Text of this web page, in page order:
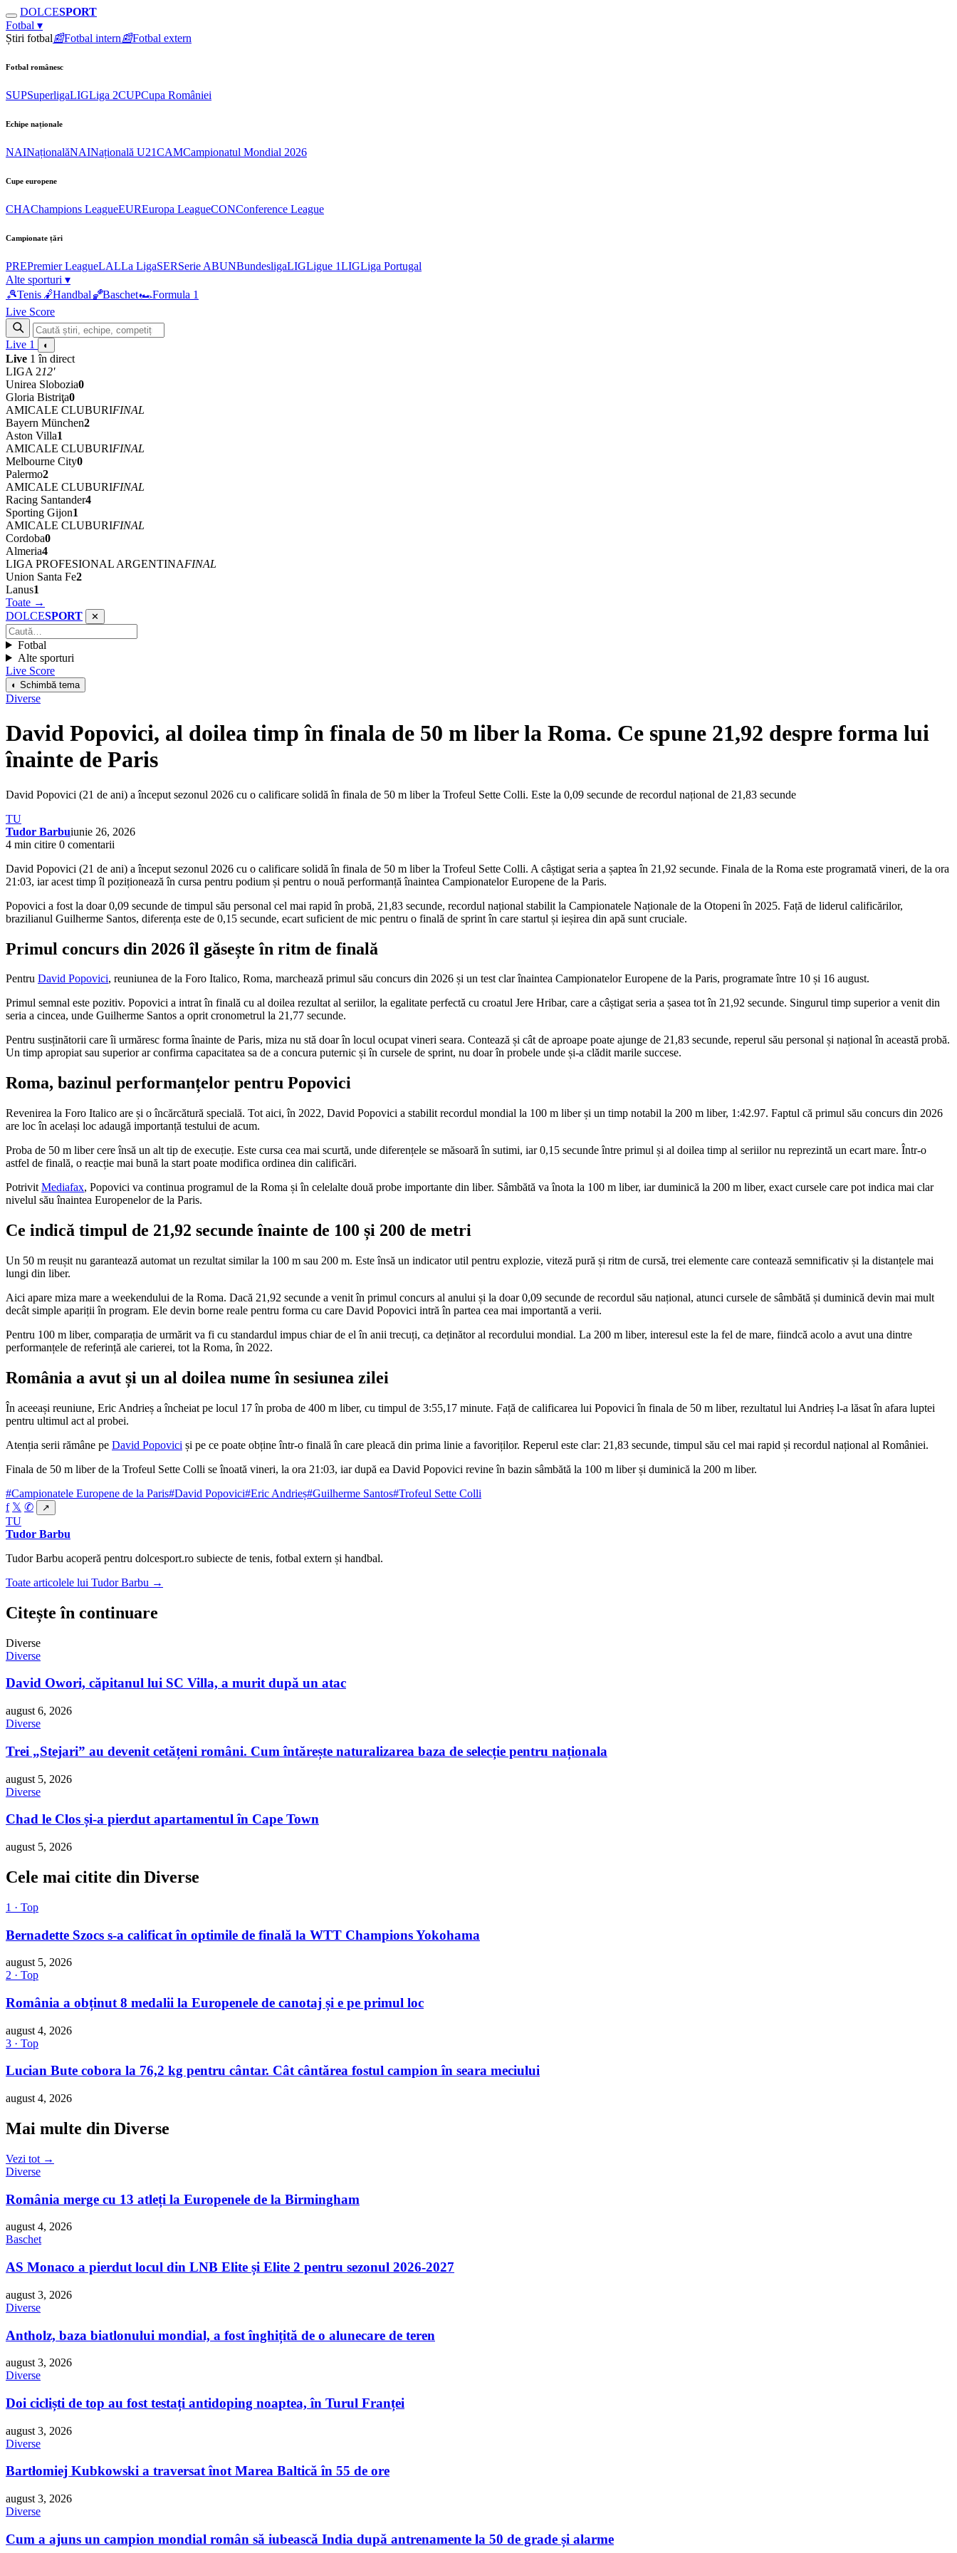
DOLCESPORT
Fotbal ▾
Știri fotbal📰Fotbal intern📰Fotbal extern
Fotbal românesc
SUPSuperligaLIGLiga 2CUPCupa României
Echipe naționale
NAINaționalăNAINațională U21CAMCampionatul Mondial 2026
Cupe europene
CHAChampions LeagueEUREuropa LeagueCONConference League
Campionate țări
PREPremier LeagueLALLa LigaSERSerie ABUNBundesligaLIGLigue 1LIGLiga Portugal
Alte sporturi ▾
🎾Tenis 🤾Handbal🏀Baschet🏎Formula 1
Live Score
Live 1 ◐
Live 1 în direct
LIGA 212'
Unirea Slobozia0
Gloria Bistriţa0
AMICALE CLUBURIFINAL
Bayern München2
Aston Villa1
AMICALE CLUBURIFINAL
Melbourne City0
Palermo2
AMICALE CLUBURIFINAL
Racing Santander4
Sporting Gijon1
AMICALE CLUBURIFINAL
Cordoba0
Almeria4
LIGA PROFESIONAL ARGENTINAFINAL
Union Santa Fe2
Lanus1
Toate →
DOLCESPORT ✕
Fotbal
Alte sporturi
Live Score
◐ Schimbă tema
Diverse
David Popovici, al doilea timp în finala de 50 m liber la Roma. Ce spune 21,92 despre forma lui
înainte de Paris
David Popovici (21 de ani) a început sezonul 2026 cu o calificare solidă în finala de 50 m liber la Trofeul Sette Colli. Este la 0,09 secunde de recordul național de 21,83 secunde
TU
Tudor Barbuiunie 26, 2026
4 min citire 0 comentarii
David Popovici (21 de ani) a început sezonul 2026 cu o calificare solidă în finala de 50 m liber la Trofeul Sette Colli. A câștigat seria a șaptea în 21,92 secunde. Finala de la Roma este programată vineri, de la ora
21:03, iar acest timp îl poziționează în cursa pentru podium și pentru o nouă performanță înaintea Campionatelor Europene de la Paris.
Popovici a fost la doar 0,09 secunde de timpul său personal cel mai rapid în probă, 21,83 secunde, recordul național stabilit la Campionatele Naționale de la Otopeni în 2025. Față de liderul calificărilor,
brazilianul Guilherme Santos, diferența este de 0,15 secunde, ecart suficient de mic pentru o finală de sprint în care startul și ieșirea din apă sunt cruciale.
Primul concurs din 2026 îl găsește în ritm de finală
Pentru David Popovici, reuniunea de la Foro Italico, Roma, marchează primul său concurs din 2026 și un test clar înaintea Campionatelor Europene de la Paris, programate între 10 și 16 august.
Primul semnal este pozitiv. Popovici a intrat în finală cu al doilea rezultat al seriilor, la egalitate perfectă cu croatul Jere Hribar, care a câștigat seria a șasea tot în 21,92 secunde. Singurul timp superior a venit din
seria a cincea, unde Guilherme Santos a oprit cronometrul la 21,77 secunde.
Pentru susținătorii care îi urmăresc forma înainte de Paris, miza nu stă doar în locul ocupat vineri seara. Contează și cât de aproape poate ajunge de 21,83 secunde, reperul său personal și național în această probă.
Un timp apropiat sau superior ar confirma capacitatea sa de a concura puternic și în cursele de sprint, nu doar în probele unde și-a clădit marile succese.
Roma, bazinul performanțelor pentru Popovici
Revenirea la Foro Italico are și o încărcătură specială. Tot aici, în 2022, David Popovici a stabilit recordul mondial la 100 m liber și un timp notabil la 200 m liber, 1:42.97. Faptul că primul său concurs din 2026
are loc în același loc adaugă importanță testului de acum.
Proba de 50 m liber cere însă un alt tip de execuție. Este cursa cea mai scurtă, unde diferențele se măsoară în sutimi, iar 0,15 secunde între primul și al doilea timp al seriilor nu reprezintă un ecart mare. Într-o
astfel de finală, o reacție mai bună la start poate modifica ordinea din calificări.
Potrivit Mediafax, Popovici va continua programul de la Roma și în celelalte două probe importante din liber. Sâmbătă va înota la 100 m liber, iar duminică la 200 m liber, exact cursele care pot indica mai clar
nivelul său înaintea Europenelor de la Paris.
Ce indică timpul de 21,92 secunde înainte de 100 și 200 de metri
Un 50 m reușit nu garantează automat un rezultat similar la 100 m sau 200 m. Este însă un indicator util pentru explozie, viteză pură și ritm de cursă, trei elemente care contează semnificativ și la distanțele mai
lungi din liber.
Aici apare miza mare a weekendului de la Roma. Dacă 21,92 secunde a venit în primul concurs al anului și la doar 0,09 secunde de recordul său național, atunci cursele de sâmbătă și duminică devin mai mult
decât simple apariții în program. Ele devin borne reale pentru forma cu care David Popovici intră în partea cea mai importantă a verii.
Pentru 100 m liber, comparația de urmărit va fi cu standardul impus chiar de el în anii trecuți, ca deținător al recordului mondial. La 200 m liber, interesul este la fel de mare, fiindcă acolo a avut una dintre
performanțele de referință ale carierei, tot la Roma, în 2022.
România a avut și un al doilea nume în sesiunea zilei
În aceeași reuniune, Eric Andrieș a încheiat pe locul 17 în proba de 400 m liber, cu timpul de 3:55,17 minute. Față de calificarea lui Popovici în finala de 50 m liber, rezultatul lui Andrieș l-a lăsat în afara luptei
pentru ultimul act al probei.
Atenția serii rămâne pe David Popovici și pe ce poate obține într-o finală în care pleacă din prima linie a favoriților. Reperul este clar: 21,83 secunde, timpul său cel mai rapid și recordul național al României.
Finala de 50 m liber de la Trofeul Sette Colli se înoată vineri, la ora 21:03, iar după ea David Popovici revine în bazin sâmbătă la 100 m liber și duminică la 200 m liber.
#Campionatele Europene de la Paris#David Popovici#Eric Andrieș#Guilherme Santos#Trofeul Sette Colli
f 𝕏 ✆ ↗
TU
Tudor Barbu
Tudor Barbu acoperă pentru dolcesport.ro subiecte de tenis, fotbal extern și handbal.
Toate articolele lui Tudor Barbu →
Citește în continuare
Diverse
Diverse
David Owori, căpitanul lui SC Villa, a murit după un atac
august 6, 2026
Diverse
Trei „Stejari” au devenit cetățeni români. Cum întărește naturalizarea baza de selecție pentru naționala
august 5, 2026
Diverse
Chad le Clos și-a pierdut apartamentul în Cape Town
august 5, 2026
Cele mai citite din Diverse
1 · Top
Bernadette Szocs s-a calificat în optimile de finală la WTT Champions Yokohama
august 5, 2026
2 · Top
România a obținut 8 medalii la Europenele de canotaj și e pe primul loc
august 4, 2026
3 · Top
Lucian Bute cobora la 76,2 kg pentru cântar. Cât cântărea fostul campion în seara meciului
august 4, 2026
Mai multe din Diverse
Vezi tot →
Diverse
România merge cu 13 atleți la Europenele de la Birmingham
august 4, 2026
Baschet
AS Monaco a pierdut locul din LNB Elite și Elite 2 pentru sezonul 2026-2027
august 3, 2026
Diverse
Antholz, baza biatlonului mondial, a fost înghițită de o alunecare de teren
august 3, 2026
Diverse
Doi cicliști de top au fost testați antidoping noaptea, în Turul Franței
august 3, 2026
Diverse
Bartłomiej Kubkowski a traversat înot Marea Baltică în 55 de ore
august 3, 2026
Diverse
Cum a ajuns un campion mondial român să iubească India după antrenamente la 50 de grade și alarme